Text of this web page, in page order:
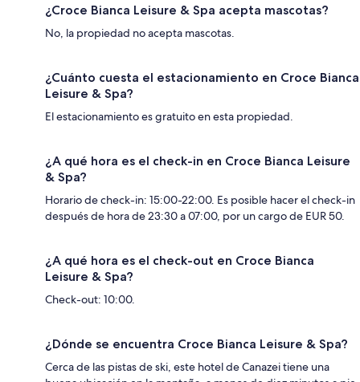
¿Croce Bianca Leisure & Spa acepta mascotas?
No, la propiedad no acepta mascotas.
¿Cuánto cuesta el estacionamiento en Croce Bianca
Leisure & Spa?
El estacionamiento es gratuito en esta propiedad.
¿A qué hora es el check-in en Croce Bianca Leisure
& Spa?
Horario de check-in: 15:00-22:00. Es posible hacer el check-in
después de hora de 23:30 a 07:00, por un cargo de EUR 50.
¿A qué hora es el check-out en Croce Bianca
Leisure & Spa?
Check-out: 10:00.
¿Dónde se encuentra Croce Bianca Leisure & Spa?
Cerca de las pistas de ski, este hotel de Canazei tiene una